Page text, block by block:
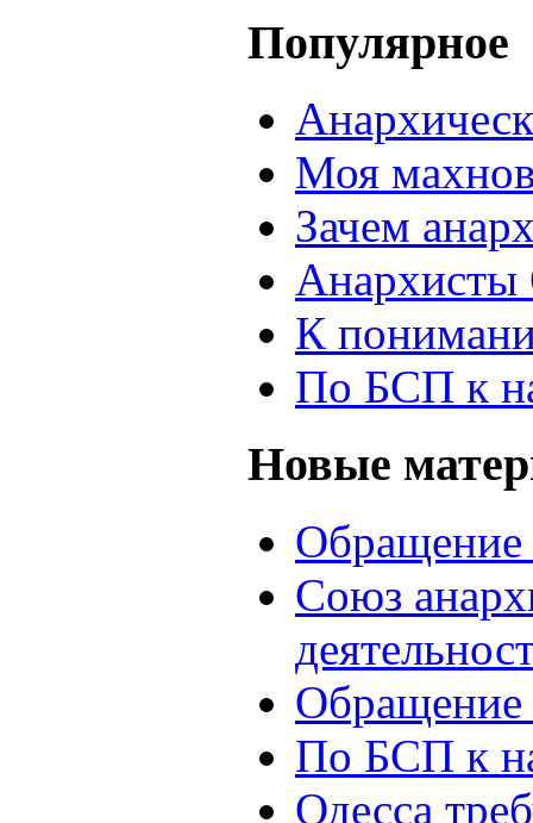
Популярное
Моя
Зачем
Анархисты
К
По БСП к
Новые
Союз
Обращение
По БСП к
Одесса